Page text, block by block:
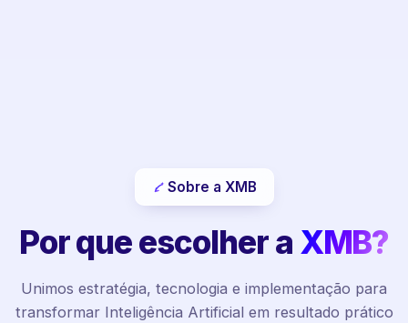
Sobre a XMB
Por que escolher a XMB?
Unimos estratégia, tecnologia e implementação para
transformar Inteligência Artificial em resultado prático